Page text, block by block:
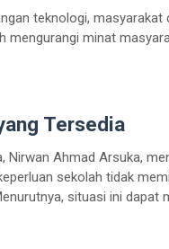
teknologi,
mengurangi minat
Tersedia
Nirwan Ahmad Arsuka,
sekolah tidak
situasi ini